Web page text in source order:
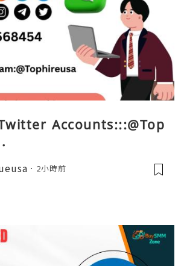
Accounts:::@Top
2小時前